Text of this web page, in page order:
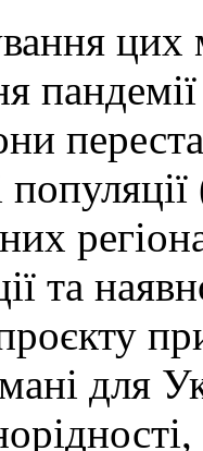
пандемії
та
для